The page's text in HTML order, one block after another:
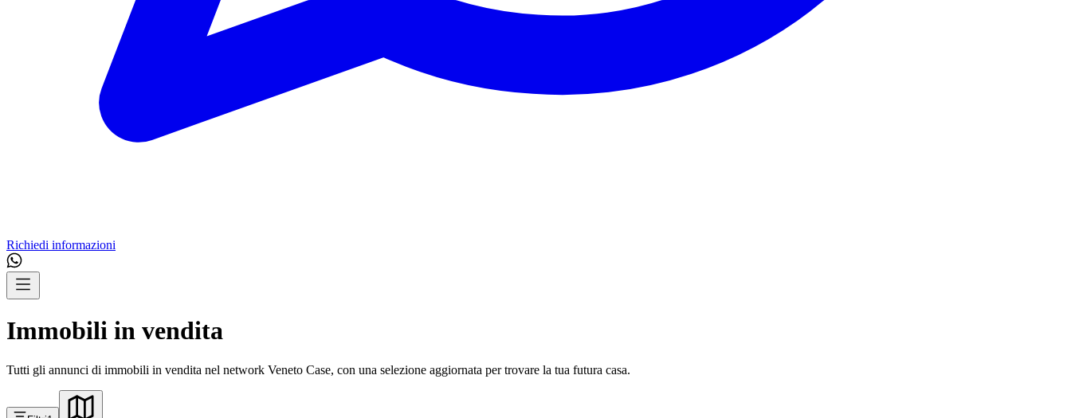
Richiedi informazioni
Immobili in vendita
Tutti gli annunci di immobili in vendita nel network Veneto Case, con una selezione aggiornata per trovare la tua futura casa.